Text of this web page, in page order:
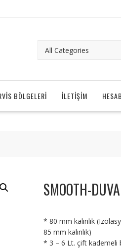
BÖLGELERI İLETIŞIM
SMOOTH-
* 80 mm kalınlık
85 mm kalınlık)
* 3 – 6 Lt. çift kademeli